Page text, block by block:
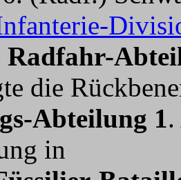
Radfahr-
die
Abteilung 1
in